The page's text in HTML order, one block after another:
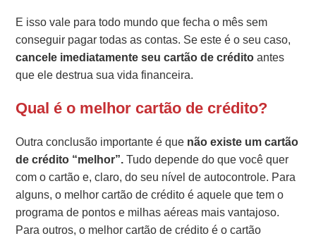
E isso vale para todo mundo que fecha o mês sem
conseguir pagar todas as contas. Se este é o seu caso,
cancele imediatamente seu cartão de créditoantes
que ele destrua sua vida financeira.
Qual é o melhor cartão de crédito?
Outra conclusão importante é que não existe um cartão
de crédito “melhor”.Tudo depende do que você quer
com o cartão e, claro, do seu nível de autocontrole. Para
alguns, o melhor cartão de crédito é aquele que tem o
programa de pontos e milhas aéreas mais vantajoso.
Para outros, o melhor cartão de crédito é o cartão